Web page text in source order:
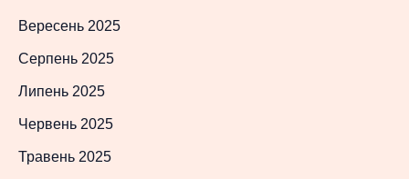
Вересень 2025
Серпень 2025
Липень 2025
Червень 2025
Травень 2025